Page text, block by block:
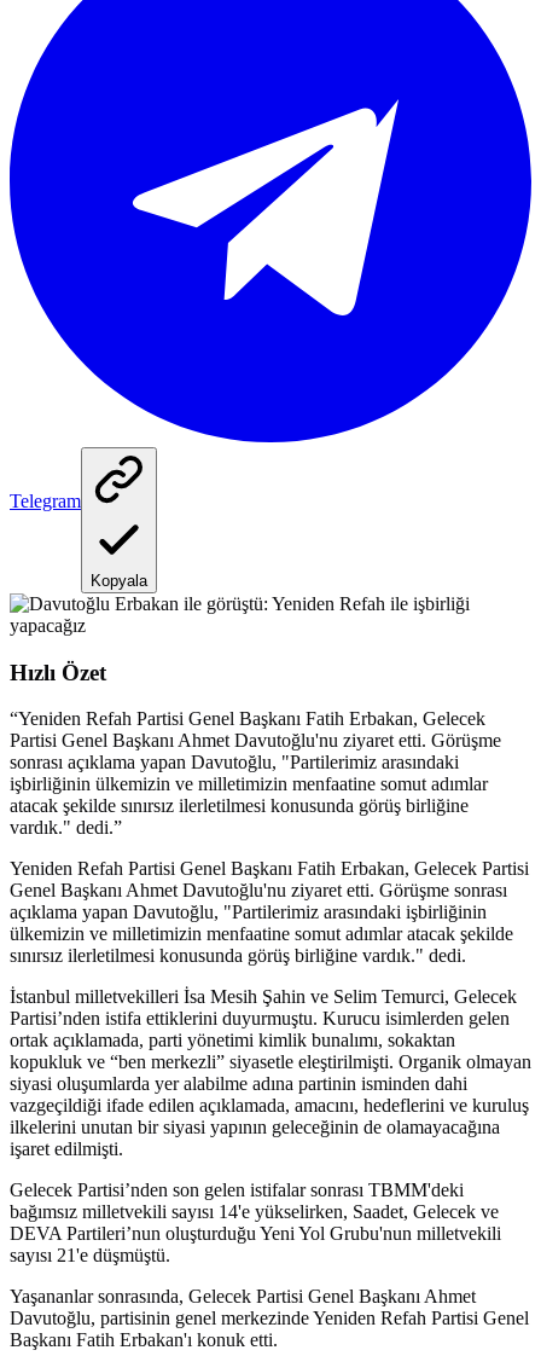
Telegram
Kopyala
Hızlı Özet
“Yeniden Refah Partisi Genel Başkanı Fatih Erbakan, Gelecek
Partisi Genel Başkanı Ahmet Davutoğlu'nu ziyaret etti. Görüşme
sonrası açıklama yapan Davutoğlu, "Partilerimiz arasındaki
işbirliğinin ülkemizin ve milletimizin menfaatine somut adımlar
atacak şekilde sınırsız ilerletilmesi konusunda görüş birliğine
vardık." dedi.”
Yeniden Refah Partisi Genel Başkanı Fatih Erbakan, Gelecek Partisi
Genel Başkanı Ahmet Davutoğlu'nu ziyaret etti. Görüşme sonrası
açıklama yapan Davutoğlu, "Partilerimiz arasındaki işbirliğinin
ülkemizin ve milletimizin menfaatine somut adımlar atacak şekilde
sınırsız ilerletilmesi konusunda görüş birliğine vardık." dedi.
İstanbul milletvekilleri İsa Mesih Şahin ve Selim Temurci, Gelecek
Partisi’nden istifa ettiklerini duyurmuştu. Kurucu isimlerden gelen
ortak açıklamada, parti yönetimi kimlik bunalımı, sokaktan
kopukluk ve “ben merkezli” siyasetle eleştirilmişti. Organik olmayan
siyasi oluşumlarda yer alabilme adına partinin isminden dahi
vazgeçildiği ifade edilen açıklamada, amacını, hedeflerini ve kuruluş
ilkelerini unutan bir siyasi yapının geleceğinin de olamayacağına
işaret edilmişti.
Gelecek Partisi’nden son gelen istifalar sonrası TBMM'deki
bağımsız milletvekili sayısı 14'e yükselirken, Saadet, Gelecek ve
DEVA Partileri’nun oluşturduğu Yeni Yol Grubu'nun milletvekili
sayısı 21'e düşmüştü.
Yaşananlar sonrasında, Gelecek Partisi Genel Başkanı Ahmet
Davutoğlu, partisinin genel merkezinde Yeniden Refah Partisi Genel
Başkanı Fatih Erbakan'ı konuk etti.